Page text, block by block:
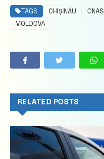
TAGS CHIȘINĂU CNAS
MOLDOVA
RELATED POSTS